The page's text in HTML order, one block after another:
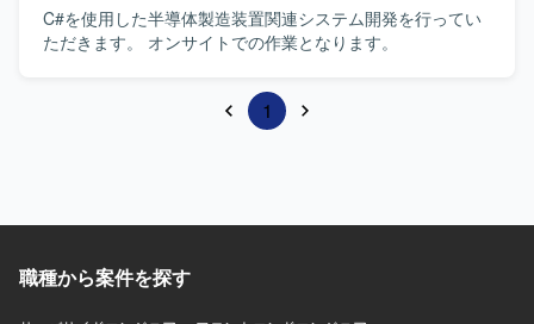
C#を使用した半導体製造装置関連システム開発を行ってい
ただきます。 オンサイトでの作業となります。
1
職種から案件を探す